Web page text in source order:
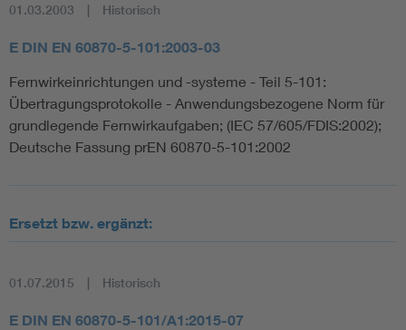
01.03.2003 Historisch
E DIN EN 60870-5-101:2003-03
Fernwirkeinrichtungen und -systeme - Teil 5-101:
Übertragungsprotokolle - Anwendungsbezogene Norm für
grundlegende Fernwirkaufgaben; (IEC 57/605/FDIS:2002);
Deutsche Fassung prEN 60870-5-101:2002
Ersetzt bzw. ergänzt:
01.07.2015 Historisch
E DIN EN 60870-5-101/A1:2015-07